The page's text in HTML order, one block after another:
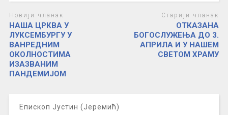
Новији чланак
НАША ЦРКВА У
ЛУКСЕМБУРГУ У
ВАНРЕДНИМ
ОКОЛНОСТИМА
ИЗАЗВАНИМ
ПАНДЕМИЈОМ
Старији чланак
ОТКАЗАНА
БОГОСЛУЖЕЊА ДО 3.
АПРИЛА И У НАШЕМ
СВЕТОМ ХРАМУ
Епископ Јустин (Јеремић)